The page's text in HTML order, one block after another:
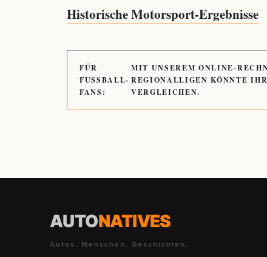
Historische Motorsport-Ergebnisse
FÜR
FUSSBALL-
FANS:
MIT UNSEREM ONLINE-
REGIONALLIGEN KÖNNTE
VERGLEICHEN.
AUTONATIVES
Autos. Menschen. Geschichten.